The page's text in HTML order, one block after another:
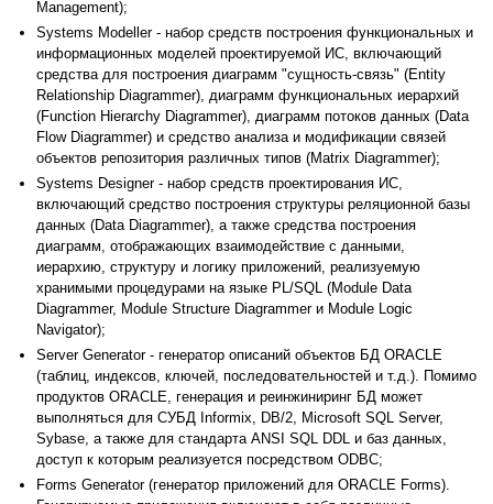
Management);
Systems Modeller - набор средств построения функциональных и
информационных моделей проектируемой ИС, включающий
средства для построения диаграмм "сущность-связь" (Entity
Relationship Diagrammer), диаграмм функциональных иерархий
(Function Hierarchy Diagrammer), диаграмм потоков данных (Data
Flow Diagrammer) и средство анализа и модификации связей
объектов репозитория различных типов (Matrix Diagrammer);
Systems Designer - набор средств проектирования ИС,
включающий средство построения структуры реляционной базы
данных (Data Diagrammer), а также средства построения
диаграмм, отображающих взаимодействие с данными,
иерархию, структуру и логику приложений, реализуемую
хранимыми процедурами на языке PL/SQL (Module Data
Diagrammer, Module Structure Diagrammer и Module Logic
Navigator);
Server Generator - генератор описаний объектов БД ORACLE
(таблиц, индексов, ключей, последовательностей и т.д.). Помимо
продуктов ORACLE, генерация и реинжиниринг БД может
выполняться для СУБД Informix, DB/2, Microsoft SQL Server,
Sybase, а также для стандарта ANSI SQL DDL и баз данных,
доступ к которым реализуется посредством ODBC;
Forms Generator (генератор приложений для ORACLE Forms).